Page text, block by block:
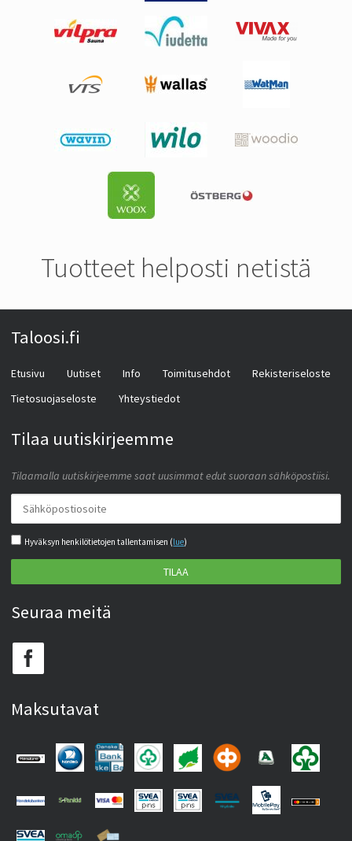
Tuotteet helposti netistä
Taloosi.fi
Etusivu Uutiset Info Toimitusehdot
Rekisteriseloste
Tietosuojaseloste
Yhteystiedot
Tilaa uutiskirjeemme
Tilaamalla uutiskirjeemme saat uusimmat edut suoraan sähköpostiisi.
Hyväksyn henkilötietojen tallentamisen (lue)
TILAA
Seuraa meitä
Maksutavat